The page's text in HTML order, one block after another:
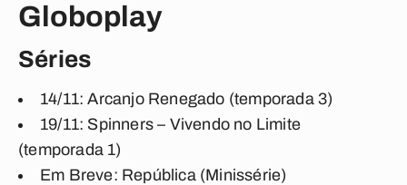
Globoplay
Séries
14/11: Arcanjo Renegado (temporada 3)
19/11: Spinners – Vivendo no Limite
(temporada 1)
Em Breve: República (Minissérie)